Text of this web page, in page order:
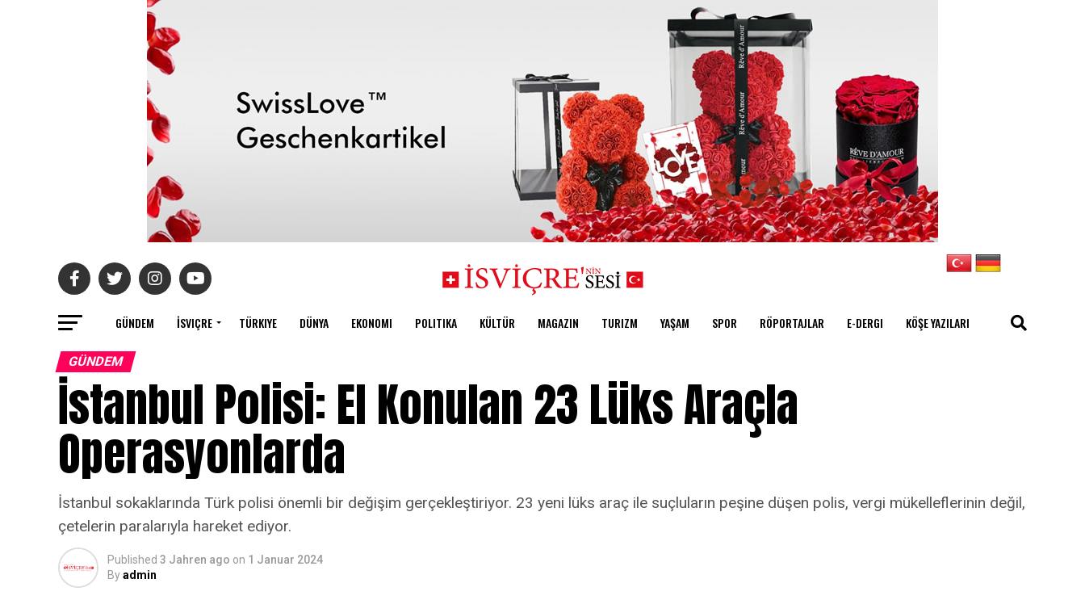
GÜNDEM İSVIÇRE TÜRKIYE DÜNYA EKONOMI POLITIKA KÜLTÜR MAGAZIN TURIZM YAŞAM SPOR RÖPORTAJLAR E-DERGI KÖŞE YAZILARI
GÜNDEM
İstanbul Polisi: El Konulan 23 Lüks Araçla
Operasyonlarda
İstanbul sokaklarında Türk polisi önemli bir değişim gerçekleştiriyor. 23 yeni lüks araç ile suçluların peşine düşen polis, vergi mükelleflerinin değil,
çetelerin paralarıyla hareket ediyor.
Published 3 Jahren ago on 1 Januar 2024
Byadmin